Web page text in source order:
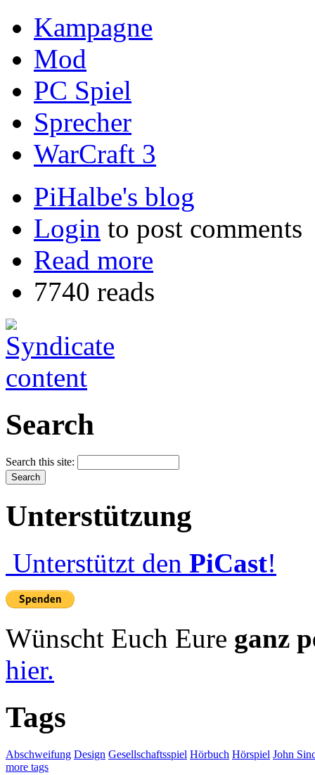
Kampagne
Mod
PC Spiel
Sprecher
WarCraft 3
PiHalbe's blog
Login to post comments
Read more
7740 reads
Search
Search this site:
Unterstützung
Unterstützt den PiCast!
Wünscht Euch Eure ganz
hier.
Tags
Abschweifung Design Gesellschaftsspiel Hörbuch Hörspiel John
more tags